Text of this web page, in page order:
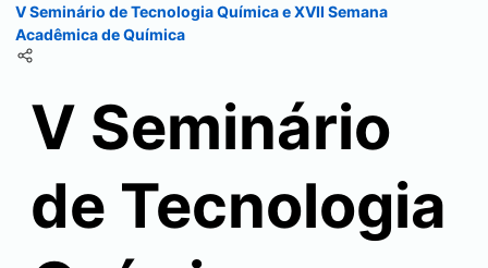
V Seminário de Tecnologia Química e XVII Semana
Acadêmica de Química
V Seminário
de Tecnologia